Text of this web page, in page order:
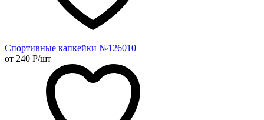
Спортивные капкейки №126010
от 240 Р/шт